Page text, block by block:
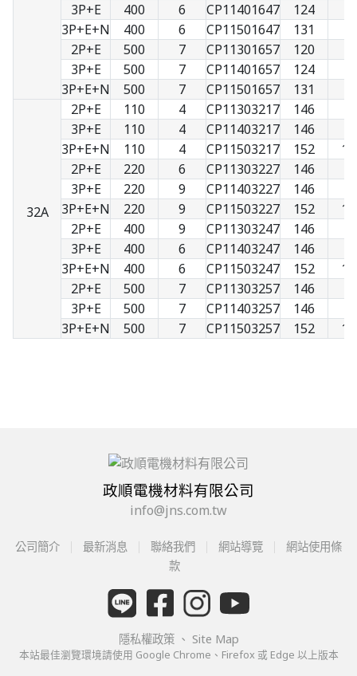
3P+E
400 6 CP11401647 124
3P+E+N
400 6 CP11501647 131
2P+E
500 7 CP11301657 120
3P+E
500 7 CP11401657 124
3P+E+N
500 7 CP11501657 131
32A
2P+E 110 4 CP11303217 146
3P+E
110 4 CP11403217 146
3P+E+N
110 4 CP11503217 152
2P+E
220 6 CP11303227 146
3P+E
220 9 CP11403227 146
3P+E+N
220 9 CP11503227 152
2P+E
400 9 CP11303247 146
3P+E
400 6 CP11403247 146
3P+E+N
400 6 CP11503247 152
2P+E
500 7 CP11303257 146
3P+E
500 7 CP11403257 146
3P+E+N
500 7 CP11503257 152
政順電機材料有限公司
info@jns.com.tw
公司簡介 最新消息 聯絡我們 網站導覽
網站使用條
款
隱私權政策 、 Site Map
本站最佳瀏覽環境請使用 Google Chrome、Firefox 或 Edge 以上版本